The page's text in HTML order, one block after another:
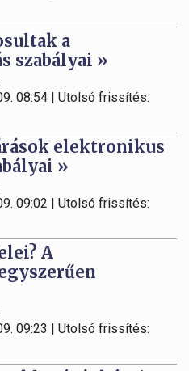
a
szabályai »
08:54 | Utolsó frissítés:
elektronikus
»
09:02 | Utolsó frissítés:
A
09:23 | Utolsó frissítés: